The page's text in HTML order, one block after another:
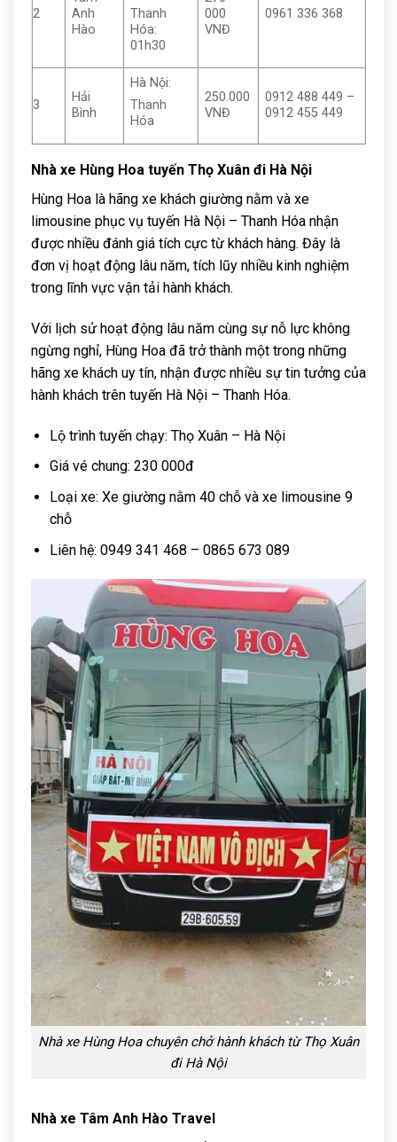
2
Anh
Hào
Thanh
Hóa:
01h30
000
VNĐ
0961 336 368
3
Hải
Bình
Hà Nội:
Thanh
Hóa
250.000
VNĐ
0912 488 449 –
0912 455 449
Nhà xe Hùng Hoa tuyến Thọ Xuân đi Hà Nội
Hùng Hoa là hãng xe khách giường nằm và xe
limousine phục vụ tuyến Hà Nội – Thanh Hóa nhận
được nhiều đánh giá tích cực từ khách hàng. Đây là
đơn vị hoạt động lâu năm, tích lũy nhiều kinh nghiệm
trong lĩnh vực vận tải hành khách.
Với lịch sử hoạt động lâu năm cùng sự nỗ lực không
ngừng nghỉ, Hùng Hoa đã trở thành một trong những
hãng xe khách uy tín, nhận được nhiều sự tin tưởng của
hành khách trên tuyến Hà Nội – Thanh Hóa.
Lộ trình tuyến chạy: Thọ Xuân – Hà Nội
Giá vé chung: 230 000đ
Loại xe: Xe giường nằm 40 chỗ và xe limousine 9
chỗ
Liên hệ: 0949 341 468 – 0865 673 089
Nhà xe Hùng Hoa chuyên chở hành khách từ Thọ Xuân
đi Hà Nội
Nhà xe Tâm Anh Hào Travel